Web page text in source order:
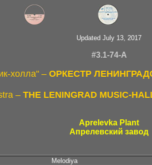
Updated July 13, 2017
#3.1-74-A
холла" – ОРКЕСТР
– THE LENINGRAD MUSIC-
Aprelevka Plant
Апрелевский завод
Melodiya